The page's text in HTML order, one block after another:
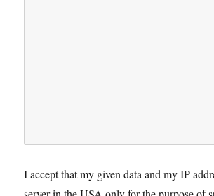
I accept that my given data and my IP